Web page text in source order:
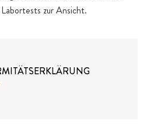
zur Ansicht.